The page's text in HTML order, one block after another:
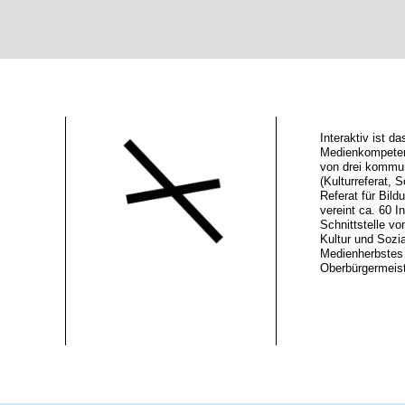
Interaktiv ist
von drei
(Kulturreferat,
Referat für
vereint ca. 60
Schnittstelle
Kultur und